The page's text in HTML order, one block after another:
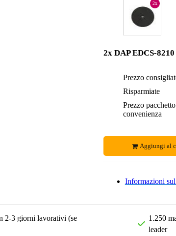
2x
2x DAP EDCS-8210
Prezzo
Risparmiate
Prezzo pacchetto
convenienza
Aggiungi al
Informazioni
2-3 giorni lavorativi (se
1.250
leader